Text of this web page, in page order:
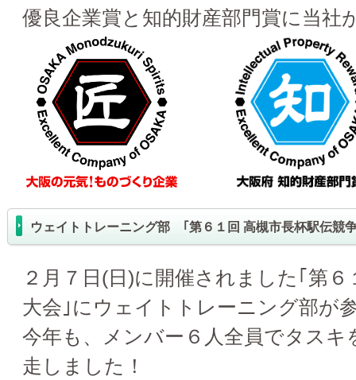
優良企業賞と知的財産部門賞に当社
ウェイトトレーニング部 ｢第６１回 高槻市長杯駅伝競
２月７日(日)に開催されました｢第
大会｣にウェイトトレーニング部が
今年も、メンバー６人全員でタスキ
走しました！